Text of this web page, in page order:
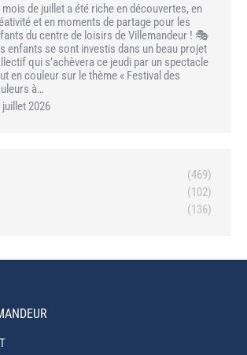
mois de juillet a été riche en découvertes, en
et en moments de partage pour les
du centre de loisirs de Villemandeur ! 🎭
enfants se sont investis dans un beau projet
qui s’achèvera ce jeudi par un spectacle
en couleur sur le thème « Festival des
à…
juillet 2026
(469)
(102)
(136)